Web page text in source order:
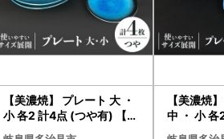
【美濃焼】 プレート 大 ・
小 各2 計4点 (つや有) 【東
山窯】食器 皿 [TDU012]
【美濃焼
中 ・ 小 各
)【東山窯